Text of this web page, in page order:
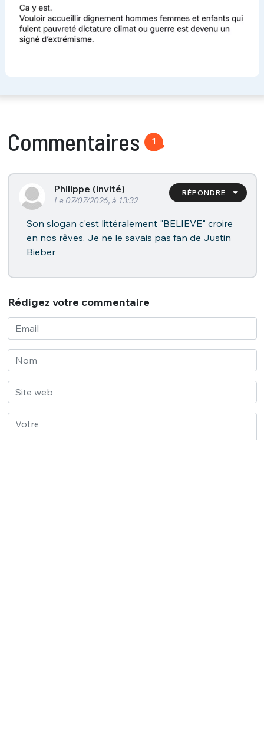
Commentaires 1
RÉPONDRE
Philippe (invité)
Le 07/07/2026, à 13:32
Son slogan c'est littéralement "BELIEVE" croire
en nos rêves. Je ne le savais pas fan de Justin
Bieber
Rédigez votre commentaire